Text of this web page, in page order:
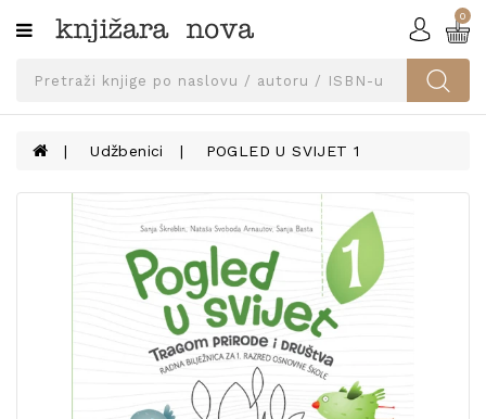
Kategorije
SVEUČILIŠNA
UDŽBENICI
KNJIGE
0
Udžbenici POGLED U SVIJET 1